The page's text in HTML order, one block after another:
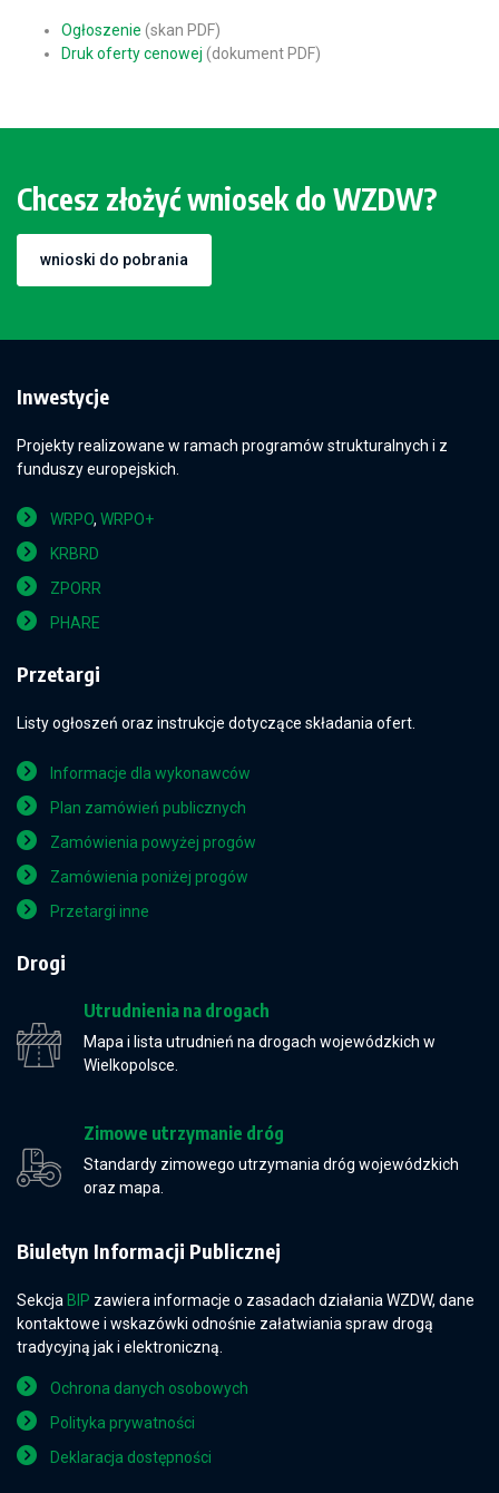
Ogłoszenie (skan PDF)
Druk oferty cenowej (dokument PDF)
Chcesz złożyć wniosek do WZDW?
wnioski do pobrania
Inwestycje
Projekty realizowane w ramach programów strukturalnych i z
funduszy europejskich.
WRPO, WRPO+
KRBRD
ZPORR
PHARE
Przetargi
Listy ogłoszeń oraz instrukcje dotyczące składania ofert.
Informacje dla wykonawców
Plan zamówień publicznych
Zamówienia powyżej progów
Zamówienia poniżej progów
Przetargi inne
Drogi
Utrudnienia na drogach
Mapa i lista utrudnień na drogach wojewódzkich w
Wielkopolsce.
Zimowe utrzymanie dróg
Standardy zimowego utrzymania dróg wojewódzkich
oraz mapa.
Biuletyn Informacji Publicznej
Sekcja BIP zawiera informacje o zasadach działania WZDW, dane
kontaktowe i wskazówki odnośnie załatwiania spraw drogą
tradycyjną jak i elektroniczną.
Ochrona danych osobowych
Polityka prywatności
Deklaracja dostępności